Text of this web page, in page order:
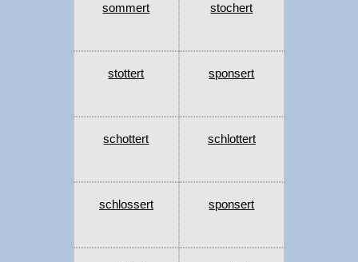
sommert stochert
stottert sponsert
schottert schlottert
schlossert sponsert